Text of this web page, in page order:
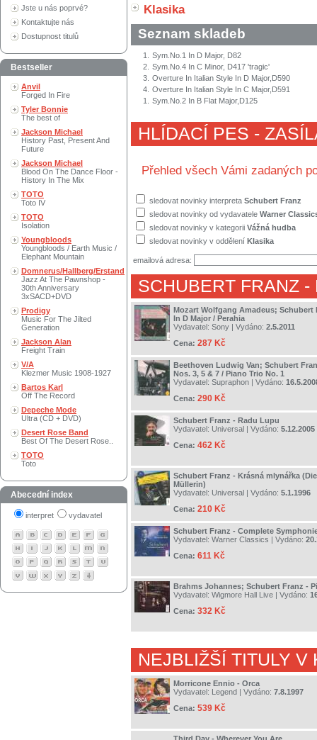
Jste u nás poprvé?
Kontaktujte nás
Dostupnost titulů
Bestseller
Anvil
Forged In Fire
Tyler Bonnie
The best of
Jackson Michael
History Past, Present And
Future
Jackson Michael
Blood On The Dance Floor -
History In The Mix
TOTO
Toto IV
TOTO
Isolation
Youngbloods
Youngbloods / Earth Music /
Elephant Mountain
Domnerus/Hallberg/Erstand
Jazz At The Pawnshop -
30th Anniversary
3xSACD+DVD
Prodigy
Music For The Jilted
Generation
Jackson Alan
Freight Train
V/A
Klezmer Music 1908-1927
Bartos Karl
Off The Record
Depeche Mode
Ultra (CD + DVD)
Desert Rose Band
Best Of The Desert Rose..
TOTO
Toto
Abecední index
interpret vydavatel
Klasika
Seznam skladeb
1.
Sym.No.1 In D Major, D82
2. Sym.No.4 In C Minor, D417 'tragic'
3. Overture In Italian Style In D Major,D590
4. Overture In Italian Style In C Major,D591
1.
Sym.No.2 In B Flat Major,D125
HLÍDACÍ PES -
Přehled všech Vámi zadaných
sledovat novinky interpreta Schubert Franz
sledovat novinky od vydavatele Warner
sledovat novinky v kategorii Vážná hudba
sledovat novinky v oddělení Klasika
emailová adresa:
SCHUBERT FRANZ -
Mozart Wolfgang Amadeus; Schubert
In D Major / Perahia
Vydavatel: Sony | Vydáno: 2.5.2011
Cena: 287 Kč
Beethoven Ludwig Van; Schubert
Nos. 3, 5 & 7 / Piano Trio No. 1
Vydavatel: Supraphon | Vydáno:
Cena: 290 Kč
Schubert Franz - Radu Lupu
Vydavatel: Universal | Vydáno: 5.12.2005
Cena: 462 Kč
Schubert Franz - Krásná mlynářka
Müllerin)
Vydavatel: Universal | Vydáno: 5.1.1996
Cena: 210 Kč
Schubert Franz - Complete
Vydavatel: Warner Classics | Vydáno:
Cena: 611 Kč
Brahms Johannes; Schubert Franz -
Vydavatel: Wigmore Hall Live | Vydáno:
Cena: 332 Kč
NEJBLIŽŠÍ TITULY V
Morricone Ennio - Orca
Vydavatel: Legend | Vydáno: 7.8.1997
Cena: 539 Kč